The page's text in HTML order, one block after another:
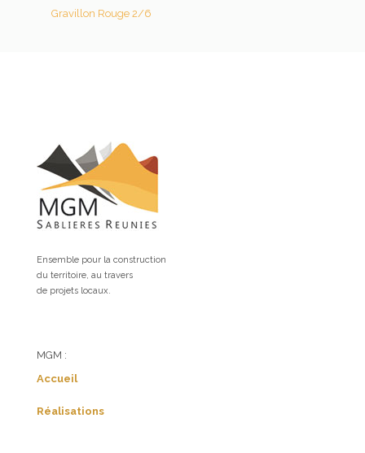
Gravillon Rouge 2/6
Ensemble pour la construction
du territoire, au travers
de projets locaux.
MGM :
Accueil
Réalisations